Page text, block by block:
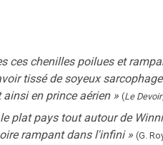
ces chenilles poilues et
tissé de soyeux
en prince aérien » (Le Devoir,
plat pays tout autour de
rampant dans l'infini » (G.